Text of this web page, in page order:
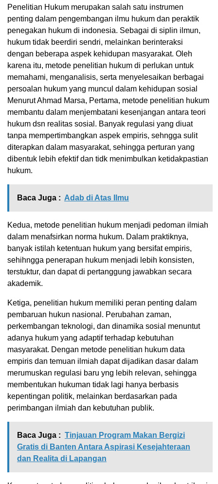
Penelitian Hukum merupakan salah satu instrumen
penting dalam pengembangan ilmu hukum dan peraktik
penegakan hukum di indonesia. Sebagai di siplin ilmun,
hukum tidak beerdiri sendri, melainkan berinteraksi
dengan beberapa aspek kehidupan masyarakat. Oleh
karena itu, metode penelitian hukum di perlukan untuk
memahami, menganalisis, serta menyelesaikan berbagai
persoalan hukum yang muncul dalam kehidupan sosial
Menurut Ahmad Marsa, Pertama, metode penelitian hukum
membantu dalam menjembatani kesenjangan antara teori
hukum dsn realitas sosial. Banyak regulasi yang diuat
tanpa mempertimbangkan aspek empiris, sehngga sulit
diterapkan dalam masyarakat, sehingga perturan yang
dibentuk lebih efektif dan tidk menimbulkan ketidakpastian
hukum.
Baca Juga : Adab di Atas Ilmu
Kedua, metode penelitian hukum menjadi pedoman ilmiah
dalam menafsirkan norma hukum. Dalam praktiknya,
banyak istilah ketentuan hukum yang bersifat empiris,
sehihngga penerapan hukum menjadi lebih konsisten,
terstuktur, dan dapat di pertanggung jawabkan secara
akademik.
Ketiga, penelitian hukum memiliki peran penting dalam
pembaruan hukun nasional. Perubahan zaman,
perkembangan teknologi, dan dinamika sosial menuntut
adanya hukum yang adaptif terhadap kebutuhan
masyarakat. Dengan metode penelitian hukum data
empiris dan temuan ilmiah dapat dijadikan dasar dalam
merumuskan regulasi baru yng lebih relevan, sehingga
membentukan hukuman tidak lagi hanya berbasis
kepentingan politik, melainkan berdasarkan pada
perimbangan ilmiah dan kebutuhan publik.
Baca Juga : Tinjauan Program Makan Bergizi
Gratis di Banten Antara Aspirasi Kesejahteraan
dan Realita di Lapangan